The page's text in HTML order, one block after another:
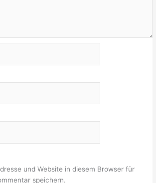
und Website in diesem Browser für
speichern.